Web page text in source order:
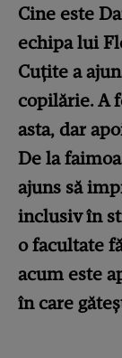
Cine este
echipa lui
Cuțite a
copilărie. A
asta, dar
De la
ajuns să
inclusiv în
o facultate
acum este
în care